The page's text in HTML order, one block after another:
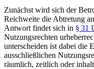
Zunächst wird sich der
Reichweite die Abtretung
Antwort findet sich in § 31
Nutzungsrechten
unterscheiden ist dabei die
ausschließlichen
räumlich, zeitlich oder